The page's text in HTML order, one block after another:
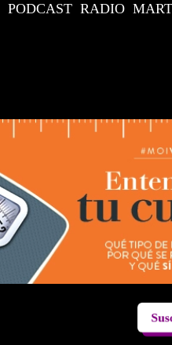
PODCAST RADIO